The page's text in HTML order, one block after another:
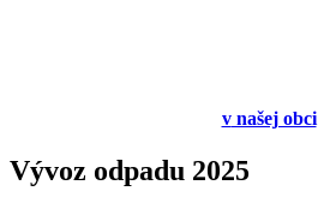
vnašej obci
Vývoz odpadu 2025